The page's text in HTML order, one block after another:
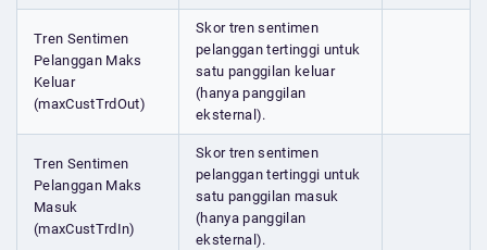
Tren Sentimen
Pelanggan Maks
Keluar
(maxCustTrdOut)
Skor tren sentimen
pelanggan tertinggi untuk
satu panggilan keluar
(hanya panggilan
eksternal).
Tren Sentimen
Pelanggan Maks
Masuk
(maxCustTrdIn)
Skor tren sentimen
pelanggan tertinggi untuk
satu panggilan masuk
(hanya panggilan
eksternal).